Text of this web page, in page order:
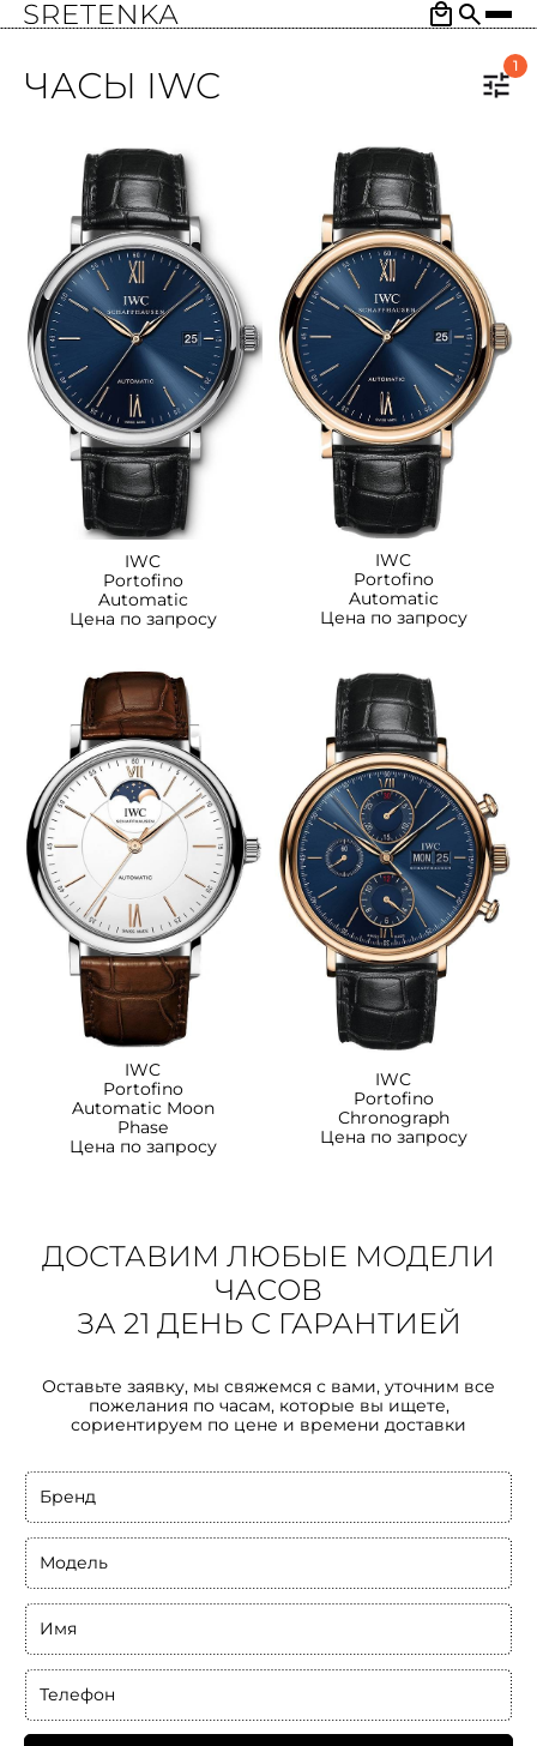
ЧАСЫ IWC 1
IWC
Portofino
Automatic
Цена по запросу
IWC
Portofino
Automatic
Цена по запросу
IWC
Portofino
Automatic Moon
Phase
Цена по запросу
IWC
Portofino
Сhronograph
Цена по запросу
ДОСТАВИМ ЛЮБЫЕ МОДЕЛИ
ЧАСОВ
ЗА 21 ДЕНЬ С ГАРАНТИЕЙ
Оставьте заявку, мы свяжемся с вами, уточним все
пожелания по часам, которые вы ищете,
сориентируем по цене и времени доставки
Бренд
Модель
Имя
Телефон